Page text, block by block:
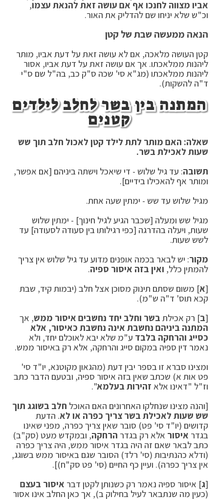
אביו מצווה לחנכו אף אם עושה זאת להנאת עצמו,
וכ"ש שלא יניחו שם להדליק את האור.
הנאה ממעשה שבת של קטן
קטן העושה מלאכה, אם לא עושה זאת על דעת אביו, מותר
ליהנות ממלאכתו. אך אם עושה זאת על דעת אביו, אסור
ליהנות ממלאכתו (מג"א סי' שכה ס"ק כב, בה"ל שם ס"י
ד"ה להשקות).
המתנה בין בשר לחלב לילדים
קטנים
שאלה: האם מותר לתת לילד קטן לאכול חלב תוך שש
שעות לאכילת בשר.
תשובה: עד גיל שלוש - די שיאכל וישתה ביניהם [אם אפשר,
ומותר אף להאכילו בידיים].
מגיל שלוש עד שש - ימתין שעה אחת.
מגיל שש ומעלה [שכבר הגיע לגיל חינוך] - ימתין שלוש
שעות, ויעלה בהדרגה [כפי רגילותו בין סעודה לסעודה] עד
לשש שעות.
מקור: יש לבאר בכמה אופנים מדוע עד גיל שלוש אין צריך
להמתין כלל, ואין בזה איסור ספיה.
[א] משום שסתם תינוק מסוכן אצל חלב (יבמות קיד, שבת
קכא תוס' ד"ה ש"מ).
[ב] רק אכילת בשר וחלב יחד נחשבים איסור ממש, אך
המתנה ביניהם נחשבת אינה נחשבת כאיסור, אלא
כסייג והרחקה בלבד ע"מ שלא יבא לאוכלם יחד, ולא
נאמר דין ספיה במקום סייג והרחקה, אלא רק באיסור ממש.
ומצינו סברא זו בספר יבין דעת (מהגאון מקוטנא, יו"ד סי'
פט אות א) שכתב שאין בזה איסור ספיה, ובטעם הדבר כתב
וז"ל "דאינו אלא זהירות בעלמא".
[והנה מצינו שנחלקו האחרונים האם האוכל חלב בשוגג תוך
שש שעות לאכילת בשר צריך כפרה או לא. הדעת
קדושים (יו"ד סי' פט) סובר שאין צריך כפרה, מפני שאינו
בגדר איסור אלא רק בגדר הרחקה, ובמקדש מעט (סק"ב)
כתב לבאר שאם זה היה בגדר איסור ממש, היה צריך כפרה
(ודלא כהנתיבות (סי' רלד) הסובר שגם באיסור ממש בשוגג,
אין צריך כפרה). ועיין כף החיים (סי' פט סק"ח)].
[ג] איסור ספיה נאמר רק כשנותן לקטן דבר איסור בעצם
(כעין מה שנתבאר לעיל בחילוק ב), אך כאן החלב אינו אסור